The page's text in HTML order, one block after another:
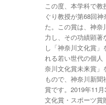
この度、本学科で教
ぐり教授が第68回
た。この賞は、神奈
力し、その功績顕
し「神奈川文化賞」
れる若い世代の個人
奈川文化賞未来賞」
もので、神奈川新
賞です。2019年11
文化賞・スポーツ賞